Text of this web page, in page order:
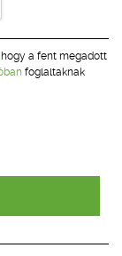
a fent megadott
foglaltaknak